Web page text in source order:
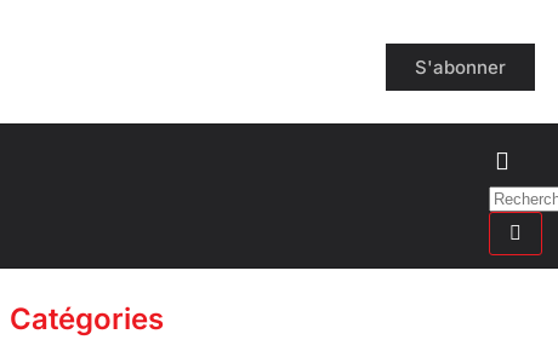
S'abonner
Catégories